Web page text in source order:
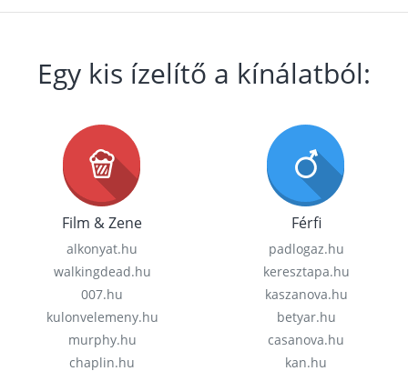
Egy kis ízelítő a kínálatból:
Film & Zene
alkonyat.hu
walkingdead.hu
007.hu
kulonvelemeny.hu
murphy.hu
chaplin.hu
Férfi
padlogaz.hu
keresztapa.hu
kaszanova.hu
betyar.hu
casanova.hu
kan.hu